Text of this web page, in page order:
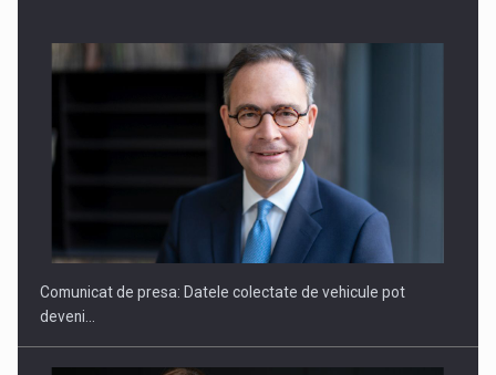
SAPTE PERSONALITATI DIN MEDIUL DE AFACERI, ACADEMIC
Comunicat de presa: Datele colectate de vehicule pot
deveni…